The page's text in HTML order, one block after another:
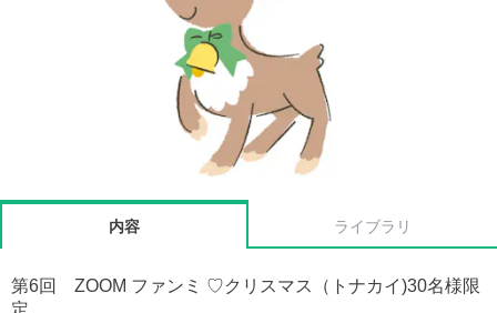
内容 ライブラリ
第6回 ZOOM ファンミ ♡クリスマス（トナカイ)30名様限
定